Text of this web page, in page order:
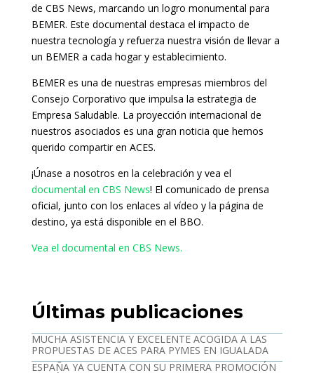
de CBS News, marcando un logro monumental para
BEMER. Este documental destaca el impacto de
nuestra tecnología y refuerza nuestra visión de llevar a
un BEMER a cada hogar y establecimiento.
BEMER es una de nuestras empresas miembros del
Consejo Corporativo que impulsa la estrategia de
Empresa Saludable. La proyección internacional de
nuestros asociados es una gran noticia que hemos
querido compartir en ACES.
¡Únase a nosotros en la celebración y vea el
documental en CBS News! El comunicado de prensa
oficial, junto con los enlaces al vídeo y la página de
destino, ya está disponible en el BBO.
Vea el documental en CBS News.
Últimas publicaciones
MUCHA ASISTENCIA Y EXCELENTE ACOGIDA A LAS
PROPUESTAS DE ACES PARA PYMES EN IGUALADA
ESPAÑA YA CUENTA CON SU PRIMERA PROMOCIÓN